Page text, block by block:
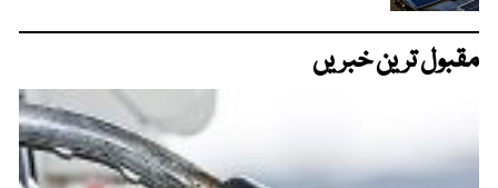
مقبول ترین خبریں